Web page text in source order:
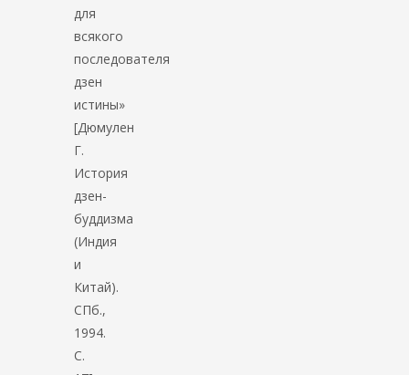
для
всякого
последователя
дзен
истины»
[Дюмулен
Г.
История
дзен-
буддизма
(Индия
и
Китай).
СПб.,
1994.
C.